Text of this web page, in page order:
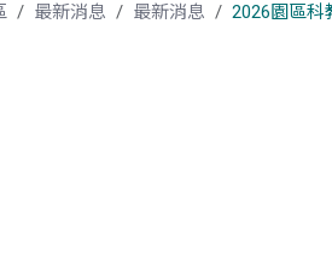
最新消息 最新消息 2026園區科